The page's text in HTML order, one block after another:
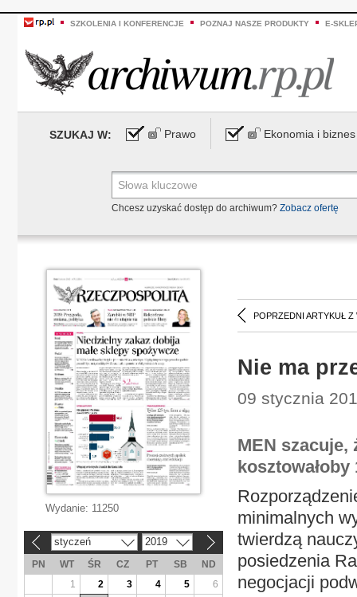
SZKOLENIA I KONFERENCJE POZNAJ NASZE PRODUKTY E-
SZUKAJ W: Prawo Ekonomia i biznes
Chcesz uzyskać dostęp do archiwum? Zobacz ofertę
POPRZEDNI ARTYKUŁ Z
Nie ma
09 stycznia
MEN szacuje,
kosztowałoby
minimalnych
twierdzą
posiedzenia
negocjacji
Wydanie: 11250
styczeń 2019
PN WT ŚR CZ PT SB
ND
1
2 3 4 5
6